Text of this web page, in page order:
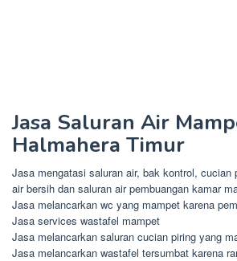
Jasa Saluran Air
Halmahera Timur
Jasa mengatasi saluran air, bak kontrol, cucian
air bersih dan saluran air pembuangan kamar
Jasa melancarkan wc yang mampet karena
Jasa services wastafel mampet
Jasa melancarkan saluran cucian piring yang
Jasa melancarkan wastafel tersumbat karena